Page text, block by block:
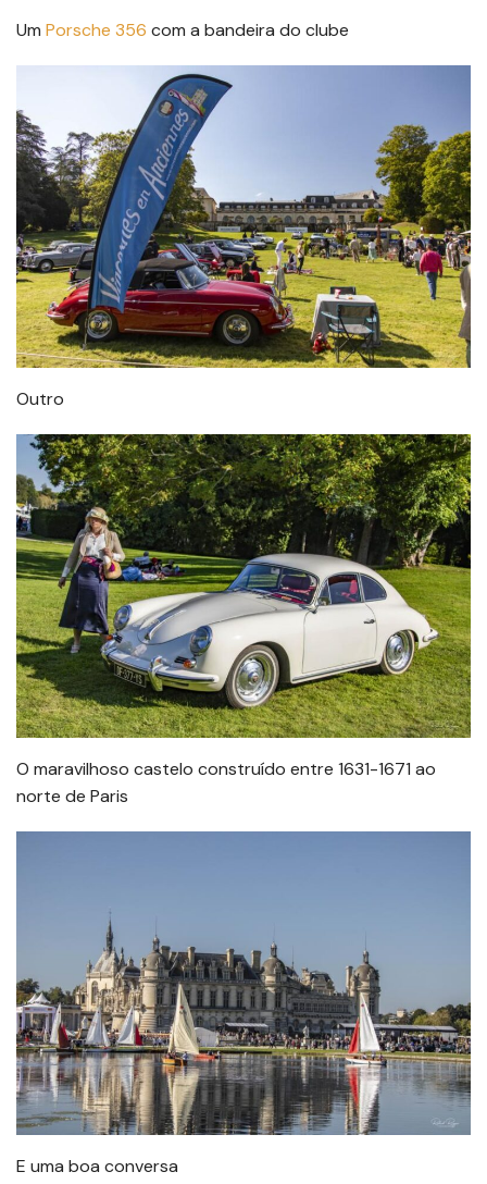
Um Porsche 356 com a bandeira do clube
Outro
O maravilhoso castelo construído entre 1631-1671 ao
norte de Paris
E uma boa conversa